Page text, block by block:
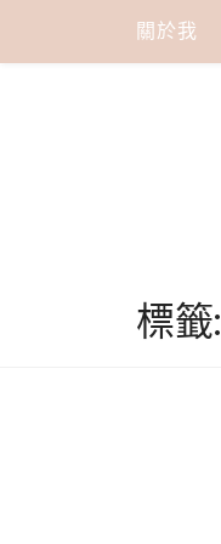
關於我
標籤: